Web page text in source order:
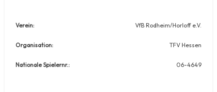
Verein: VfB Rodheim/Horloff e.V.
Organisation: TFV Hessen
Nationale Spielernr.: 06-4649